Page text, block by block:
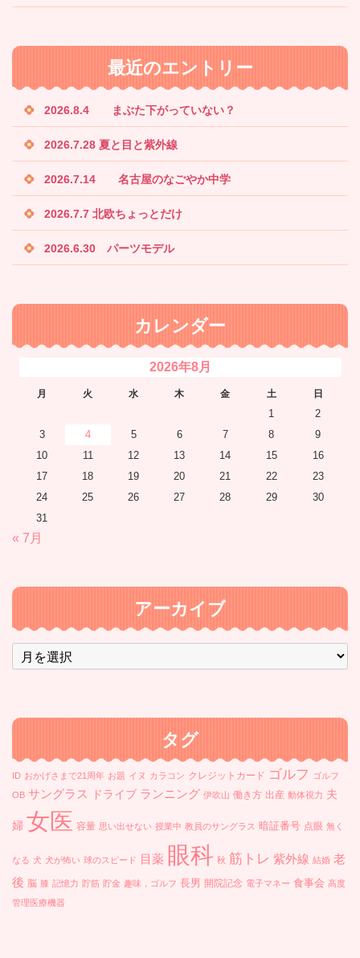
最近のエントリー
2026.8.4 まぶた下がっていない？
2026.7.28 夏と目と紫外線
2026.7.14 名古屋のなごやか中学
2026.7.7 北欧ちょっとだけ
2026.6.30 パーツモデル
カレンダー
2026年8月
月 火 水 木 金 土 日
1
2
3
4 5 6 7 8
9
10
11 12 13 14 15
16
17
18 19 20 21 22
23
24
25 26 27 28 29
30
31
« 7月
アーカイブ
ア
ー
ブ
タグ
ID おかげさまで21周年 お題 イヌ カラコン クレジットカード ゴルフ ゴルフ
OB サングラス ドライブ ランニング 伊吹山 働き方 出産 動体視力 夫
婦 女医 容量 思い出せない 授業中 教員のサングラス 暗証番号 点眼 無く
なる 犬 犬が怖い 球のスピード 目薬 眼科 秋 筋トレ 紫外線 結婚 老
後 脳 膝 記憶力 貯筋 貯金 趣味，ゴルフ 長男 開院記念 電子マネー 食事会 高度
管理医療機器